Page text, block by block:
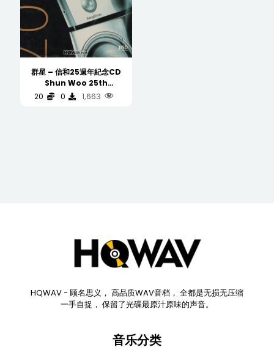
群星 – 信和25週年紀念CD
Shun Woo 25th
Anniversary CD (RFS 雨林
20 0 1,663
HQWAV - 顾名思义， 高品质WAV音档， 全都是无损无压缩
一手自捉， 保留了光碟最原汁原味的声音。
音乐分类